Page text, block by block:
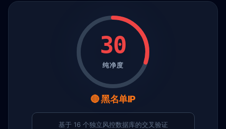
30
纯净度
🔴 黑名单IP
基于 16 个独立风控数据库的交叉验证